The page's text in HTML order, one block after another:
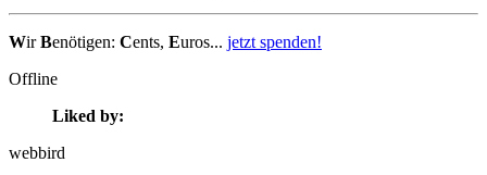
WirBenötigen: Cents, Euros... jetzt spenden!
Offline
Liked by:
webbird